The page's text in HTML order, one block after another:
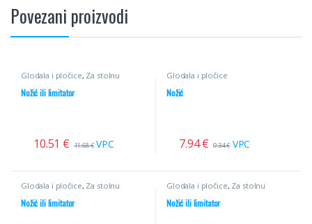
Povezani proizvodi
Glodala i pločice, Za stolnu
,
Nožić ili limitator
10.51 € 11.68€ VPC
Glodala i pločice
Nožić
7.94€ 9.34€ VPC
Glodala i pločice, Za stolnu
, Profilni noževi
Nožić ili limitator
Glodala i pločice, Za stolnu
, Profilni noževi
Nožić ili limitator